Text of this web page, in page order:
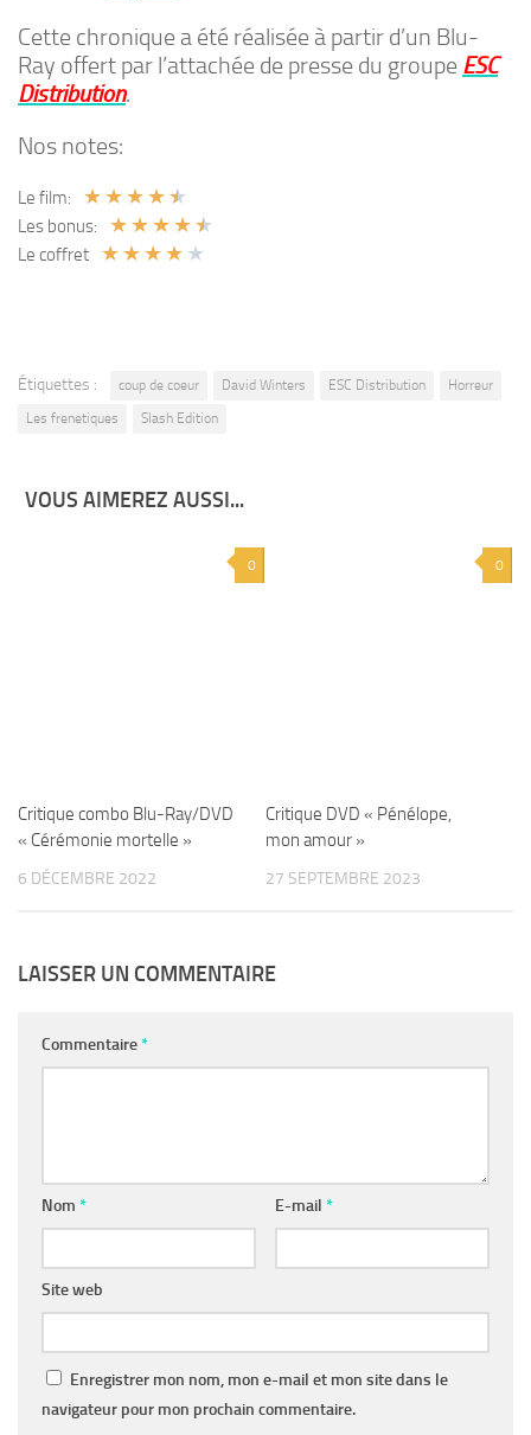
Cette chronique a été réalisée à partir d’un Blu-
Ray offert par l’attachée de presse du groupe ESC
Distribution.
Nos notes:
Le film: ★★★★★
Les bonus: ★★★★★
Le coffret ★★★★ ★
Étiquettes : coup de coeur David Winters ESC Distribution
Horreur
Les frenetiques
Slash Edition
VOUS AIMEREZ AUSSI...
0
Critique combo Blu-Ray/DVD
« Cérémonie mortelle »
6 DÉCEMBRE 2022
0
Critique DVD « Pénélope,
mon amour »
27 SEPTEMBRE 2023
LAISSER UN COMMENTAIRE
Commentaire*
Nom * E-mail *
Site web
Enregistrer mon nom, mon e-mail et mon site dans le
navigateur pour mon prochain commentaire.